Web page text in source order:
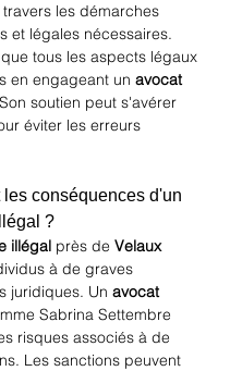
les démarches
et légales nécessaires.
tous les aspects légaux
en engageant un avocat
soutien peut s'avérer
éviter les erreurs
conséquences d'un
?
illégal près de Velaux
à de graves
juridiques. Un avocat
Sabrina Settembre
risques associés à de
Les sanctions peuvent